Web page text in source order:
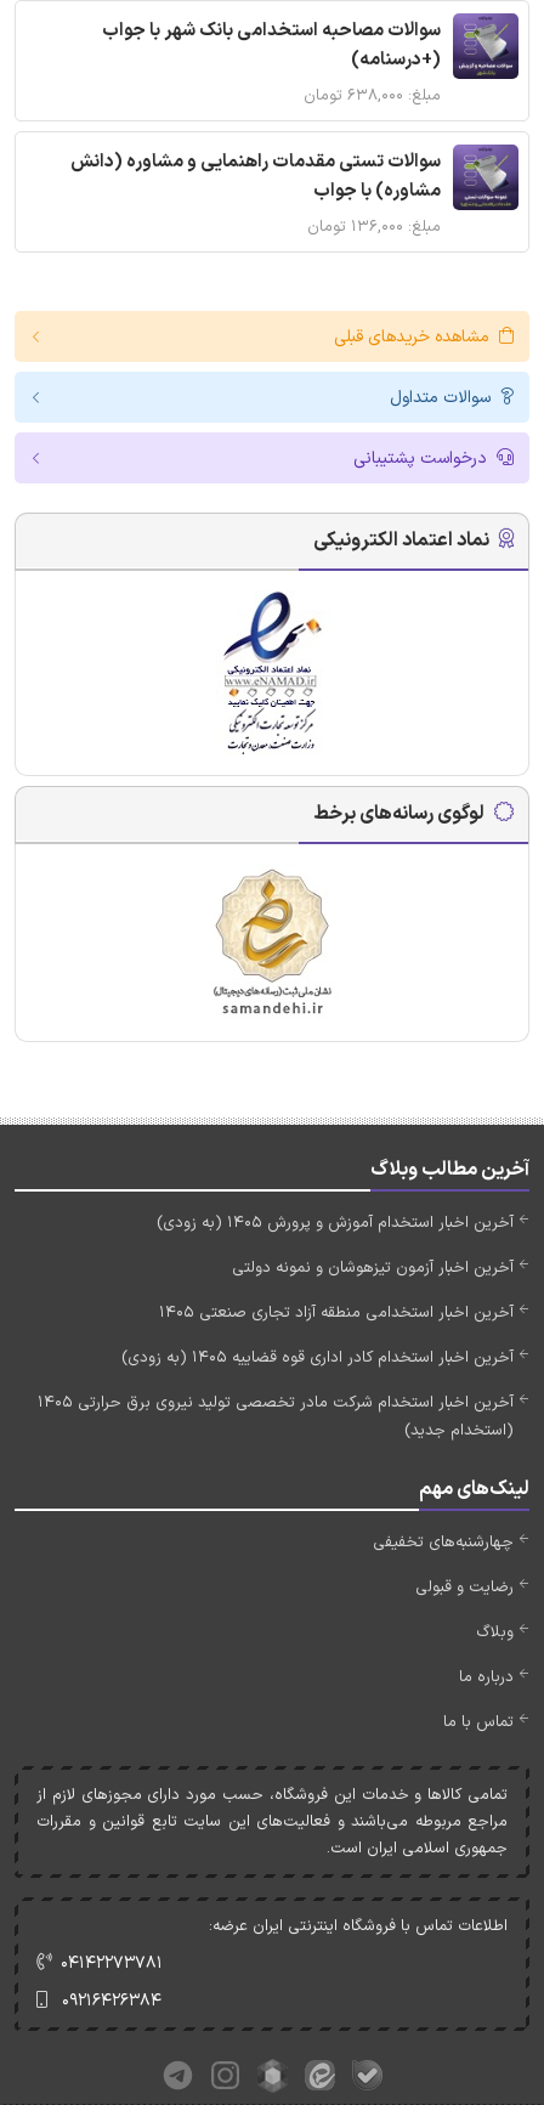
سوالات مصاحبه استخدامی بانک شهر با جواب
(+درسنامه)
مبلغ: ۶۳۸,۰۰۰ تومان
سوالات تستی مقدمات راهنمایی و مشاوره (دانش
مشاوره) با جواب
مبلغ: ۱۳۶,۰۰۰ تومان
مشاهده خریدهای قبلی
سوالات متداول
درخواست پشتیبانی
نماد اعتماد الکترونیکی
لوگوی رسانه‌های برخط
آخرین مطالب وبلاگ
آخرین اخبار استخدام آموزش و پرورش 1405 (به زودی)
آخرین اخبار آزمون تیزهوشان و نمونه دولتی
آخرین اخبار استخدامی منطقه آزاد تجاری صنعتی 1405
آخرین اخبار استخدام کادر اداری قوه قضاییه 1405 (به زودی)
آخرین اخبار استخدام شرکت مادر تخصصی تولید نیروی برق حرارتی 1405
(استخدام جدید)
لینک‌های مهم
چهارشنبه‌های تخفیفی
رضایت و قبولی
وبلاگ
درباره ما
تماس با ما
تمامی کالاها و خدمات اين فروشگاه، حسب مورد دارای مجوزهای لازم از
مراجع مربوطه می‌باشند و فعاليت‌های اين سايت تابع قوانين و مقررات
جمهوری اسلامی ايران است.
اطلاعات تماس با فروشگاه اینترنتی ایران عرضه:
۰۴۱۴۲۲۷۳۷۸۱
۰۹۲۱۶۴۲۶۳۸۴